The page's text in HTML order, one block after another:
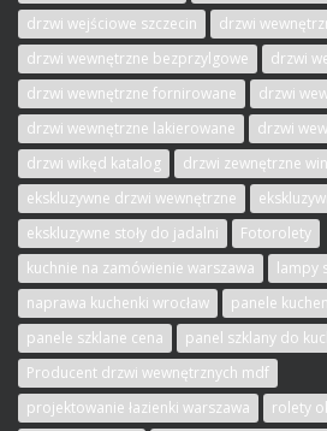
drzwi wejściowe szczecin
drzwi
drzwi wewnętrzne bezprzylgowe
drzwi
drzwi wewnętrzne fornirowane
drzwi
drzwi wewnętrzne lakierowane
drzwi
drzwi wikęd katalog
drzwi zewnętrzne
ekskluzywne drzwi wewnętrzne
ekskluzywne stoły do jadalni
Fotorolety
kuchnie na zamówienie warszawa
lampy
naprawa kuchenki wrocław
panele
panele szklane cena
panel szklany do
Producent drzwi wewnętrznych mdf
projektowanie łazienki warszawa
rolety